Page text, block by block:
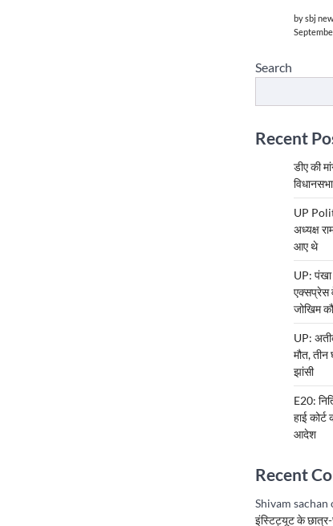
by sbj
Search
Recent
डीए की
UP
अध्यक्ष
आए थे
UP:
एक्सप्रेस
जोखिम
UP:
मौत,
झांसी
E20:
हाई
आदेश
Recent
Shivam sachan
इंस्टिट्यूट के